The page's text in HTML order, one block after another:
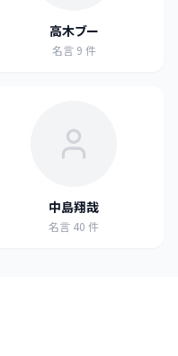
高木ブー
名言 9 件
中島翔哉
名言 40 件